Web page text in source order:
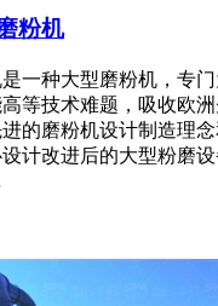
粉机
一种大型磨粉机，专
等技术难题，吸收欧
的磨粉机设计制造理
计改进后的大型粉磨